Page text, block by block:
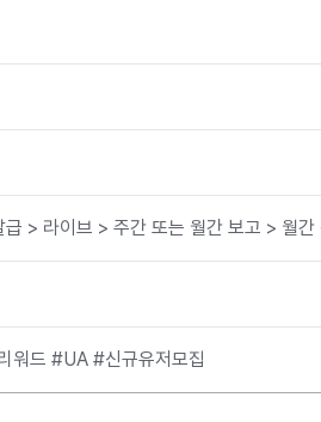
> 라이브 > 주간 또는 월간 보고 > 월
워드 #UA #신규유저모집